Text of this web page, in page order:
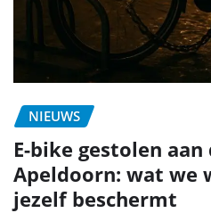
NIEUWS
E-bike gestolen
Apeldoorn: wat we
jezelf beschermt